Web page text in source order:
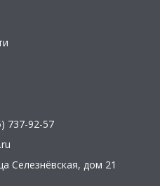
737-92-57
Селезнёвская, дом 21